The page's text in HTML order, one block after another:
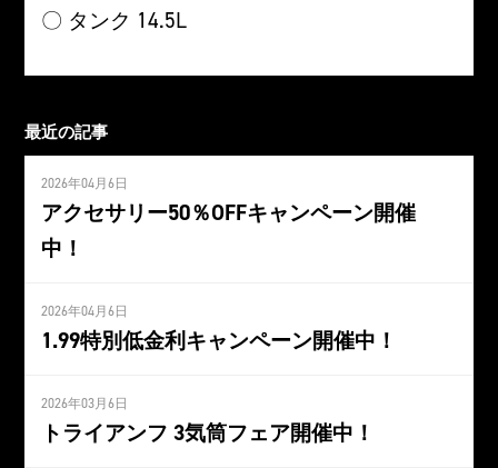
〇 タンク 14.5L
最近の記事
2026年04月6日
アクセサリー50％OFFキャンペーン開催
中！
2026年04月6日
1.99特別低金利キャンペーン開催中！
2026年03月6日
トライアンフ 3気筒フェア開催中！